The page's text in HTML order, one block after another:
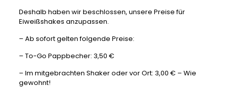
Deshalb haben wir beschlossen, unsere Preise für
Eiweißshakes anzupassen.
– Ab sofort gelten folgende Preise:
– To-Go Pappbecher: 3,50 €
– Im mitgebrachten Shaker oder vor Ort: 3,00 € – Wie
gewohnt!